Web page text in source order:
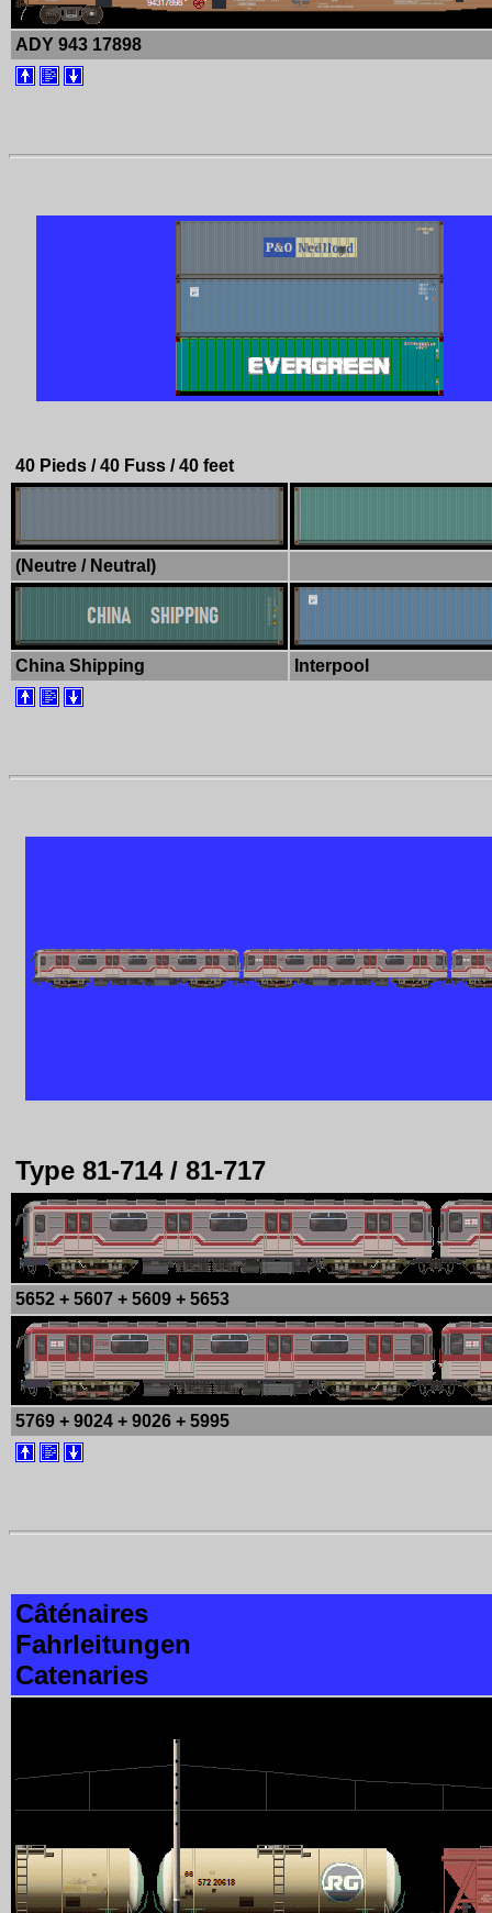
ADY 943 17898
40 Pieds / 40 Fuss / 40 feet
(Neutre / Neutral)
China Shipping Interpool
Type 81-714 / 81-717
5652 + 5607 + 5609 + 5653
5769 + 9024 + 9026 + 5995
Câténaires
Fahrleitungen
Catenaries